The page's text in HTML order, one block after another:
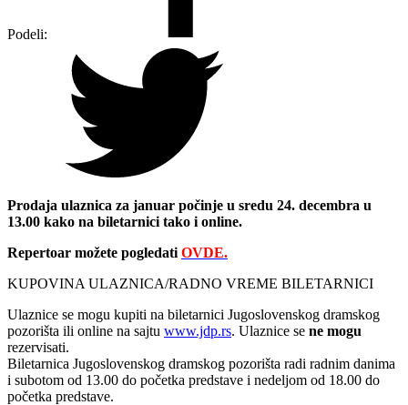
Podeli:
Prodaja ulaznica za januar počinje u sredu 24. decembra u
13.00 kako na biletarnici tako i online.
Repertoar možete pogledati OVDE.
KUPOVINA ULAZNICA/RADNO VREME BILETARNICI
Ulaznice se mogu kupiti na biletarnici Jugoslovenskog dramskog
pozorišta ili online na sajtu www.jdp.rs. Ulaznice se ne mogu
rezervisati.
Biletarnica Jugoslovenskog dramskog pozorišta radi radnim danima
i subotom od 13.00 do početka predstave i nedeljom od 18.00 do
početka predstave.